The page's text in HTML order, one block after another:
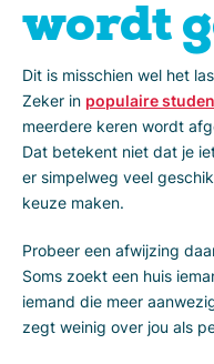
wordt
Dit is misschien wel het
Zeker in populaire
meerdere keren wordt
Dat betekent niet dat je
er simpelweg veel
keuze maken.
Probeer een afwijzing
Soms zoekt een huis
iemand die meer
zegt weinig over jou als